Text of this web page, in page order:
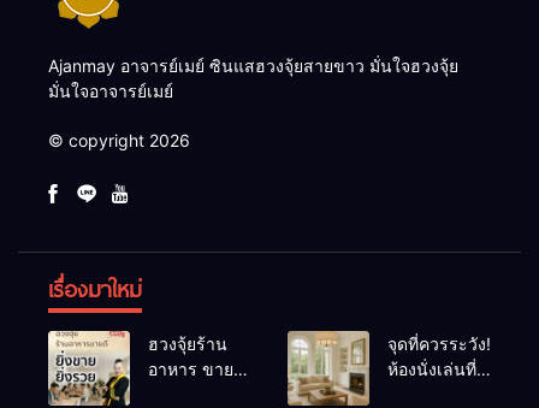
Ajanmay อาจารย์เมย์ ซินแสฮวงจุ้ยสายขาว มั่นใจฮวงจุ้ย
มั่นใจอาจารย์เมย์
© copyright 2026
เรื่องมาใหม่
ฮวงจุ้ยร้าน
อาหาร ขายดี
จุดที่ควรระวัง!
ห้องนั่งเล่นที่